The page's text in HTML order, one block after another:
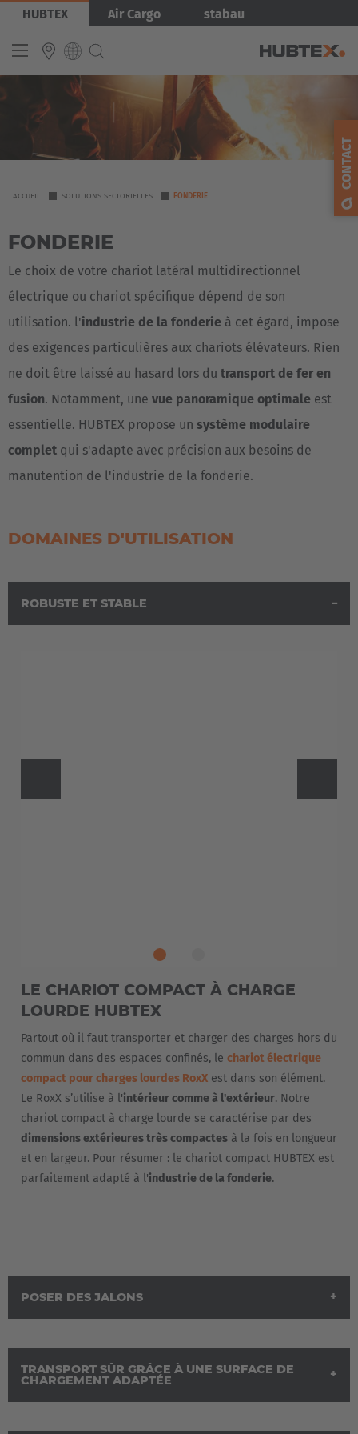
Aller
contenu
HUBTEX Air Cargo stabau
INTERNATIONAL
English
Español
Image
YOU
HERE
ACCUEIL SOLUTIONS SECTORIELLES FONDERIE
FONDERIE
Le choix de votre chariot latéral multidirectionnel
électrique ou chariot spécifique dépend de son
utilisation. l'industrie de la fonderie à cet égard, impose
des exigences particulières aux chariots élévateurs. Rien
ne doit être laissé au hasard lors du transport de fer en
fusion. Notamment, une vue panoramique optimale est
essentielle. HUBTEX propose un système modulaire
complet qui s'adapte avec précision aux besoins de
manutention de l'industrie de la fonderie.
DOMAINES D'UTILISATION
ROBUSTE ET STABLE
LE CHARIOT COMPACT À CHARGE
LOURDE HUBTEX
Partout où il faut transporter et charger des charges hors du
commun dans des espaces confinés, le chariot électrique
compact pour charges lourdes RoxX est dans son élément.
Le RoxX s’utilise à l'intérieur comme à l'extérieur. Notre
chariot compact à charge lourde se caractérise par des
dimensions extérieures très compactes à la fois en longueur
et en largeur. Pour résumer : le chariot compact HUBTEX est
parfaitement adapté à l'industrie de la fonderie.
POSER DES JALONS
TRANSPORT SÛR GRÂCE À UNE SURFACE DE
CHARGEMENT ADAPTÉE
CONTACT